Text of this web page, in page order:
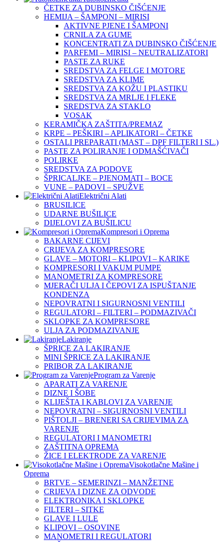
ČETKE ZA DUBINSKO ČIŠĆENJE
HEMIJA – ŠAMPONI – MIRISI
AKTIVNE PJENE I ŠAMPONI
CRNILA ZA GUME
KONCENTRATI ZA DUBINSKO ČIŠĆENJE
PARFEMI – MIRISI – NEUTRALIZATORI
PASTE ZA RUKE
SREDSTVA ZA FELGE I MOTORE
SREDSTVA ZA KLIME
SREDSTVA ZA KOŽU I PLASTIKU
SREDSTVA ZA MRLJE I FLEKE
SREDSTVA ZA STAKLO
VOSAK
KERAMIČKA ZAŠTITA/PREMAZ
KRPE – PEŠKIRI – APLIKATORI – ČETKE
OSTALI PREPARATI (MAST – DPF FILTERI I SL.)
PASTE ZA POLIRANJE I ODMAŠĆIVAČI
POLIRKE
SREDSTVA ZA PODOVE
ŠPRICALJKE – PJENOMATI – BOCE
VUNE – PADOVI – SPUŽVE
Električni Alati
BRUSILICE
UDARNE BUŠILICE
DIJELOVI ZA BUŠILICU
Kompresori i Oprema
BAKARNE CIJEVI
CRIJEVA ZA KOMPRESORE
GLAVE – MOTORI – KLIPOVI – KARIKE
KOMPRESORI I VAKUM PUMPE
MANOMETRI ZA KOMPRESORE
MJERAČI ULJA I ČEPOVI ZA ISPUŠTANJE
KONDENZA
NEPOVRATNI I SIGURNOSNI VENTILI
REGULATORI – FILTERI – PODMAZIVAČI
SKLOPKE ZA KOMPRESORE
ULJA ZA PODMAZIVANJE
Lakiranje
ŠPRICE ZA LAKIRANJE
MINI ŠPRICE ZA LAKIRANJE
PRIBOR ZA LAKIRANJE
Program za Varenje
APARATI ZA VARENJE
DIZNE I ŠOBE
KLIJEŠTA I KABLOVI ZA VARENJE
NEPOVRATNI – SIGURNOSNI VENTILI
PIŠTOLJI – BRENERI SA CRIJEVIMA ZA
VARENJE
REGULATORI I MANOMETRI
ZAŠTITNA OPREMA
ŽICE I ELEKTRODE ZA VARENJE
Visokotlačne Mašine i
Oprema
BRTVE – SEMERINZI – MANŽETNE
CRIJEVA I DIZNE ZA ODVODE
ELEKTRONIKA I SKLOPKE
FILTERI – SITKE
GLAVE I LULE
KLIPOVI – OSOVINE
MANOMETRI I REGULATORI